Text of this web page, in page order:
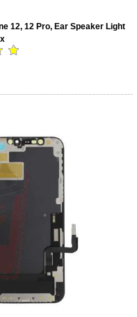
12, 12 Pro, Ear Speaker Light